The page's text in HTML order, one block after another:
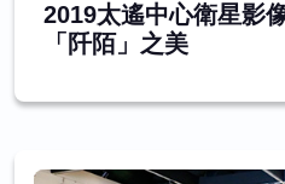
2019太遙中心衛星影
「阡陌」之美